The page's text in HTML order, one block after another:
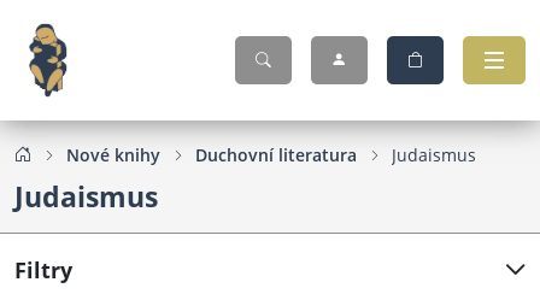
Nové knihy Duchovní literatura Judaismus
Judaismus
Filtry